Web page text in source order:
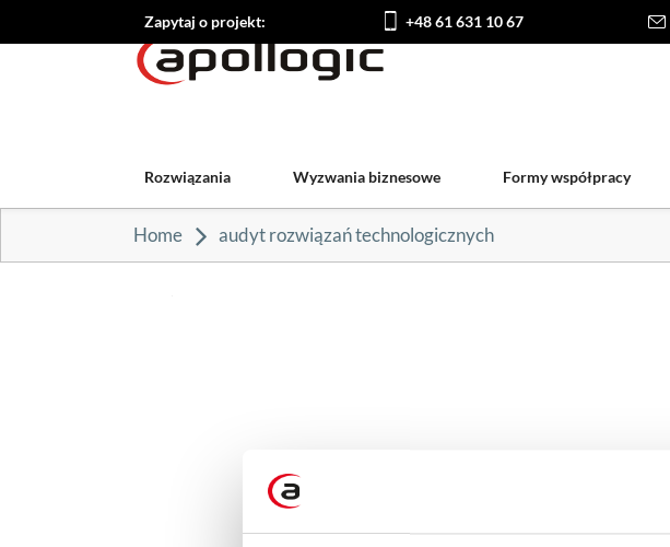
Zapytaj o projekt: +48 61 631 10 67
Rozwiązania Wyzwania biznesowe Formy współpracy
Home audyt rozwiązań technologicznych